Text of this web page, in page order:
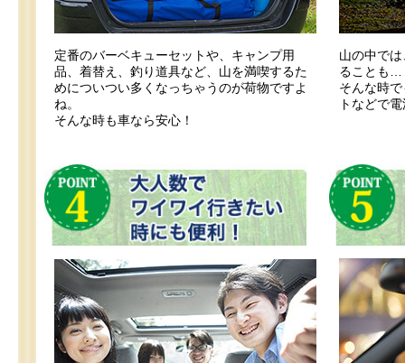
定番のバーベキューセットや、キャンプ用
品、着替え、釣り道具など、山を満喫するた
めについつい多くなっちゃうのが荷物ですよ
ね。
そんな時も車なら安心！
山の中で
ることも…
そんな時
トなどで